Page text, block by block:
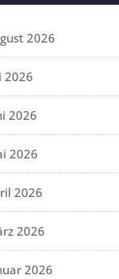
2026
2026
2026
2026
2026
2026
2026